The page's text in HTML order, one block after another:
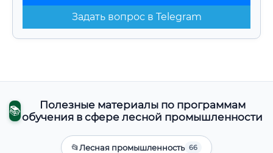
Задать вопрос в Telegram
📚
Полезные материалы по программам
обучения в сфере лесной промышленности
📂Лесная промышленность 66